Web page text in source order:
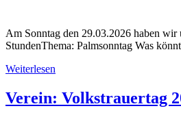
Am Sonntag den 29.03.2026 haben
StundenThema: Palmsonntag Was
Weiterlesen
Verein: Volkstrauertag